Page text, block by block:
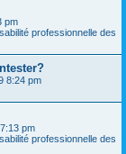
pm
professionnelle des
8:24 pm
pm
professionnelle des